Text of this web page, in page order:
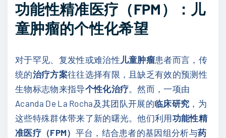
功能性精准医疗（FPM）：儿
童肿瘤的个性化希望
对于罕见、复发性或难治性 儿童肿瘤患者而言，传
统的治疗方案往往选择有限，且缺乏有效的预测性
生物标志物来指导个性化治疗 。然而，一项由
Acanda De La Rocha及其团队开展的临床研究 ，为
这些特殊群体带来了新的曙光。他们利用功能性精
准医疗（FPM） 平台，结合患者的基因组分析与药